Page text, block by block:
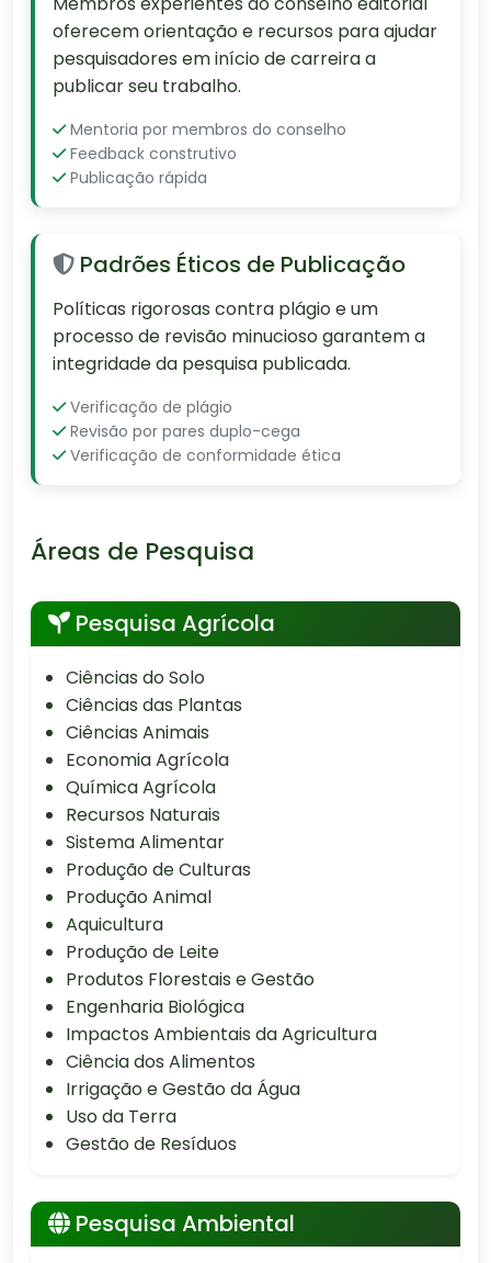
oferecem orientação e recursos para ajudar
pesquisadores em início de carreira a
publicar seu trabalho.
Mentoria por membros do conselho
Feedback construtivo
Publicação rápida
Padrões Éticos de Publicação
Políticas rigorosas contra plágio e um
processo de revisão minucioso garantem a
integridade da pesquisa publicada.
Verificação de plágio
Revisão por pares duplo-cega
Verificação de conformidade ética
Áreas de Pesquisa
Pesquisa Agrícola
Ciências do Solo
Ciências das Plantas
Ciências Animais
Economia Agrícola
Química Agrícola
Recursos Naturais
Sistema Alimentar
Produção de Culturas
Produção Animal
Aquicultura
Produção de Leite
Produtos Florestais e Gestão
Engenharia Biológica
Impactos Ambientais da Agricultura
Ciência dos Alimentos
Irrigação e Gestão da Água
Uso da Terra
Gestão de Resíduos
Pesquisa Ambiental